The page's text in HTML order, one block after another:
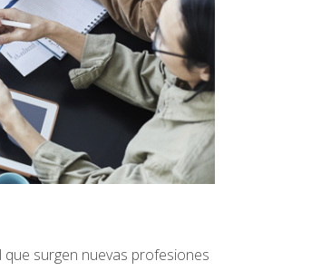
surgen nuevas profesiones